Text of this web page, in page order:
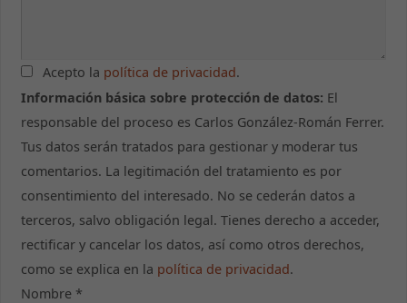
Acepto la política de privacidad.
Información básica sobre protección de datos: El
responsable del proceso es Carlos González-Román Ferrer.
Tus datos serán tratados para gestionar y moderar tus
comentarios. La legitimación del tratamiento es por
consentimiento del interesado. No se cederán datos a
terceros, salvo obligación legal. Tienes derecho a acceder,
rectificar y cancelar los datos, así como otros derechos,
como se explica en la política de privacidad.
Nombre *
de la web, en
base a cómo
Experiencia
Para que
nuestra web
funcione lo
mejor posible
visita. Si